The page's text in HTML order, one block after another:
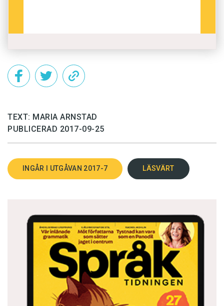
TEXT: MARIA ARNSTAD
PUBLICERAD 2017-09-25
INGÅR I UTGÅVAN 2017-7 LÄSVÄRT